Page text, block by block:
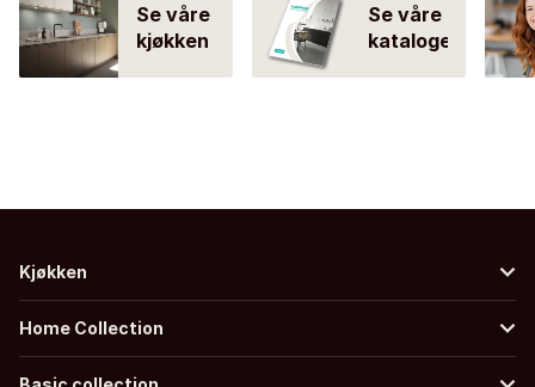
Se våre
kjøkken
Se våre
kataloger
Kjøkken
Home Collection